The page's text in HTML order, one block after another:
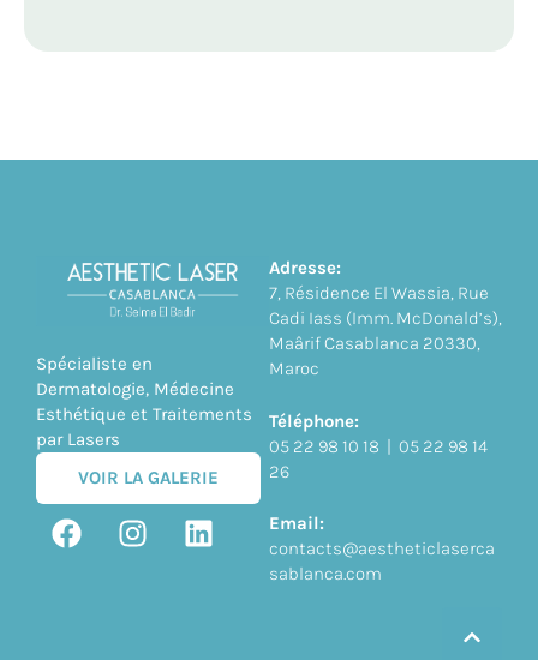
Spécialiste en
Dermatologie, Médecine
Esthétique et Traitements
par Lasers
VOIR LA GALERIE
Adresse:
7, Résidence El Wassia, Rue
Cadi Iass (Imm. McDonald’s),
Maârif Casablanca 20330,
Maroc
Téléphone:
05 22 98 10 18 | 05 22 98 14
26
Email:
contacts@aestheticlaserca
sablanca.com